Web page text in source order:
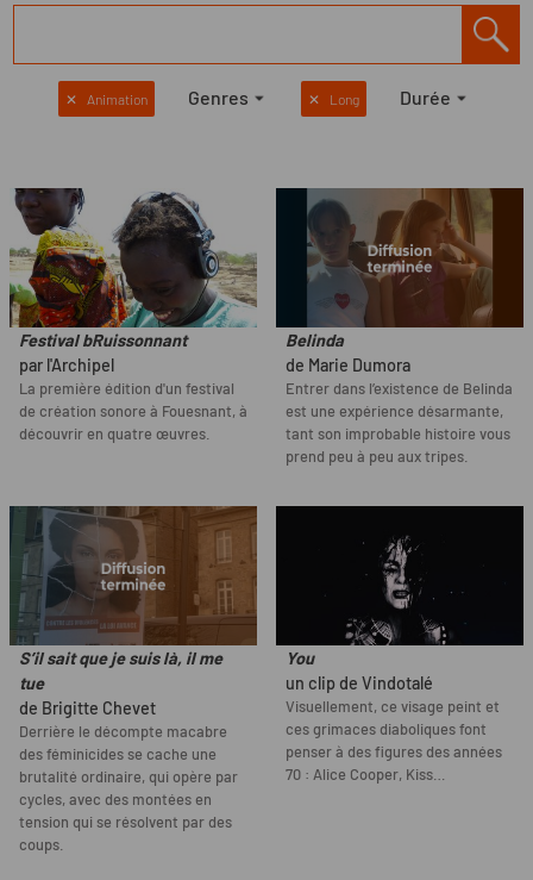
✕ Animation Genres ✕ Long Durée
Festival bRuissonnant
par l'Archipel
La première édition d'un festival
de création sonore à Fouesnant, à
découvrir en quatre œuvres.
Belinda
de Marie Dumora
Entrer dans l’existence de Belinda
est une expérience désarmante,
tant son improbable histoire vous
prend peu à peu aux tripes.
S’il sait que je suis là, il me
tue
de Brigitte Chevet
Derrière le décompte macabre
des féminicides se cache une
brutalité ordinaire, qui opère par
cycles, avec des montées en
tension qui se résolvent par des
coups.
You
un clip de Vindotalé
Visuellement, ce visage peint et
ces grimaces diaboliques font
penser à des figures des années
70 : Alice Cooper, Kiss…